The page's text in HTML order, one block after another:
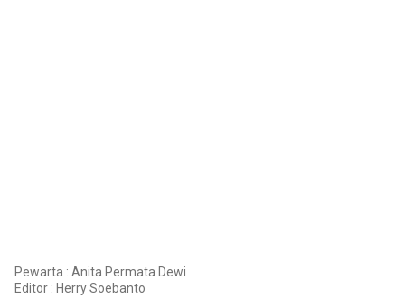
Pewarta : Anita Permata Dewi
Editor : Herry Soebanto